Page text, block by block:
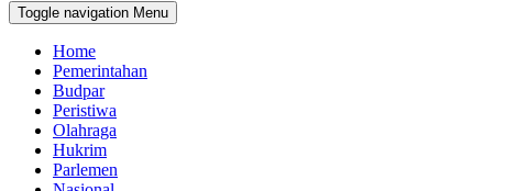
Toggle navigation Menu
Home
Pemerintahan
Budpar
Peristiwa
Olahraga
Hukrim
Parlemen